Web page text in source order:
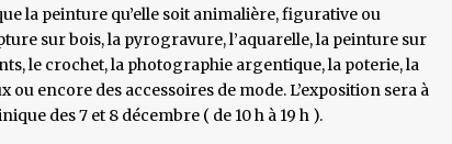
la peinture qu’elle soit animalière, figurative ou
sur bois, la pyrogravure, l’aquarelle, la peinture sur
le crochet, la photographie argentique, la poterie, la
encore des accessoires de mode. L’exposition sera à
des 7 et 8 décembre ( de 10 h à 19 h ).